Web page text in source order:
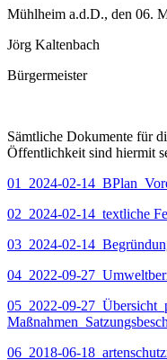
Mühlheim a.d.D., den 06.
Jörg Kaltenbach
Bürgermeister
Sämtliche Dokumente für
Öffentlichkeit sind hiermit
01_2024-02-
02_2024-02-14_textliche
03_2024-02-
04_2022-09-
05_2022-09-
06_2018-06-